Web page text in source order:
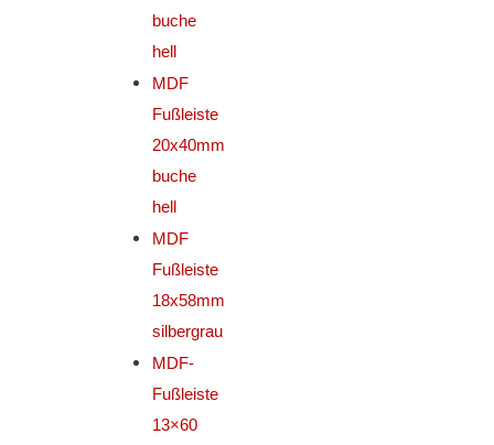
buche
hell
MDF
Fußleiste
20x40mm
buche
hell
MDF
Fußleiste
18x58mm
silbergrau
MDF-
Fußleiste
13×60